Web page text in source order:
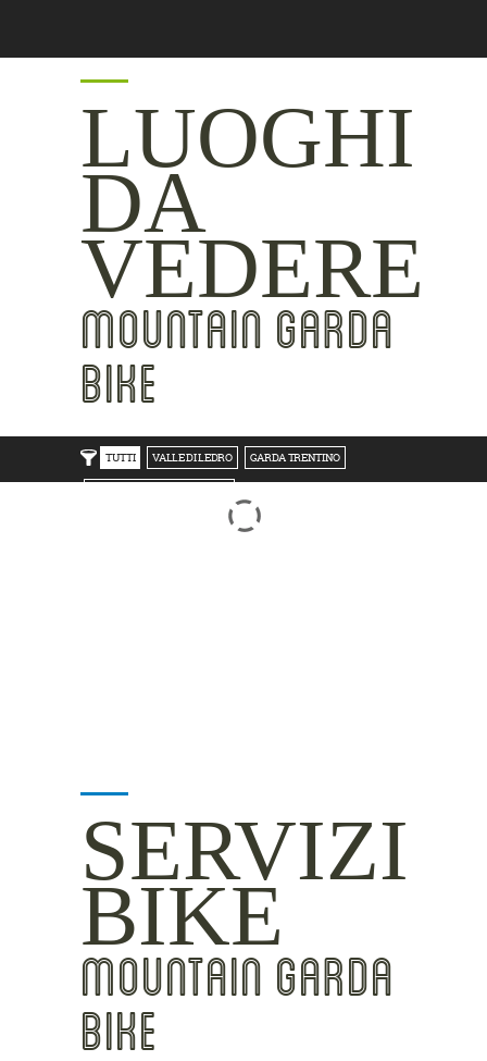
LUOGHI
DA
VEDERE
MOUNTAIN GARDA
BIKE
TUTTI VALLE DI LEDRO GARDA TRENTINO
ROVERETO M.BALDO V/GRESTA
SERVIZI
BIKE
MOUNTAIN GARDA
BIKE